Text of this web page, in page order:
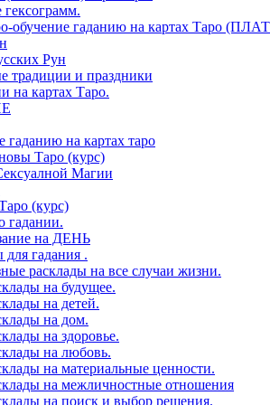
гексограмм.
обучение гаданию на картах Таро
Рун
традиции и праздники
на картах Таро.
гаданию на картах таро
Таро (курс)
Магии
(курс)
гадании.
на ДЕНЬ
для гадания .
расклады на все случаи жизни.
на будущее.
на детей.
на дом.
на здоровье.
на любовь.
на материальные ценности.
на межличностные отношения
на поиск и выбор решения.